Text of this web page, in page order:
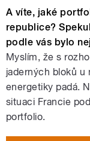
A víte, jaké
republice?
podle vás bylo
Myslím, že s
jaderných bloků u
energetiky padá.
situaci Francie
portfolio.